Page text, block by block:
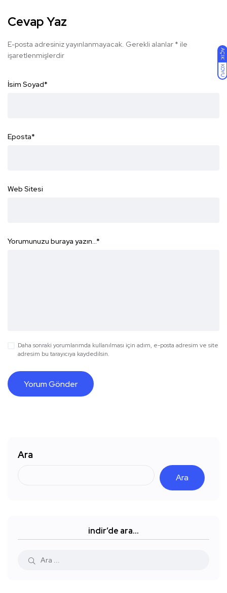
AÇIK
KOYU
Cevap Yaz
E-posta adresiniz yayınlanmayacak. Gerekli alanlar * ile
işaretlenmişlerdir
İsim Soyad*
Eposta*
Web Sitesi
Yorumunuzu buraya yazın...*
Daha sonraki yorumlarımda kullanılması için adım, e-posta adresim ve site
adresim bu tarayıcıya kaydedilsin.
Ara
Ara
indir’de ara…